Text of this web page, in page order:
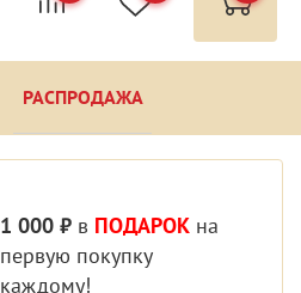
РАСПРОДАЖА
1 000 ₽ в ПОДАРОК на
первую покупку
каждому!